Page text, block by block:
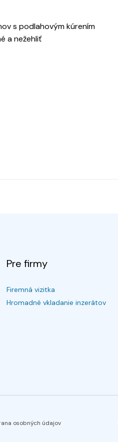
s podlahovým kúrením
a nežehliť
Pre firmy
Firemná vizitka
Hromadné vkladanie inzerátov
osobných údajov